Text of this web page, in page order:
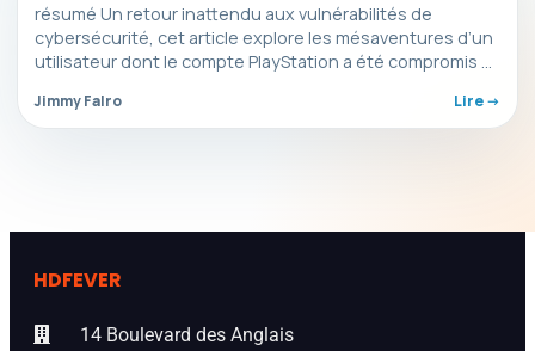
résumé Un retour inattendu aux vulnérabilités de
cybersécurité, cet article explore les mésaventures d’un
utilisateur dont le compte PlayStation a été compromis à
Jimmy Falro Lire ->
HDFEVER
14 Boulevard des Anglais